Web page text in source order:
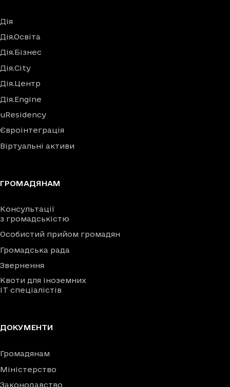
Дія
Дія.Освіта
Дія.Бізнес
Дія.City
Дія.Центр
Дія.Engine
uResidency
Євроінтеграція
Віртуальні активи
ГРОМАДЯНАМ
Консультації
з громадськістю
Особистий прийом громадян
Громадська рада
Звернення
Квоти для іноземних
IT спеціалістів
ДОКУМЕНТИ
Громадянам
Міністерство
Законодавство